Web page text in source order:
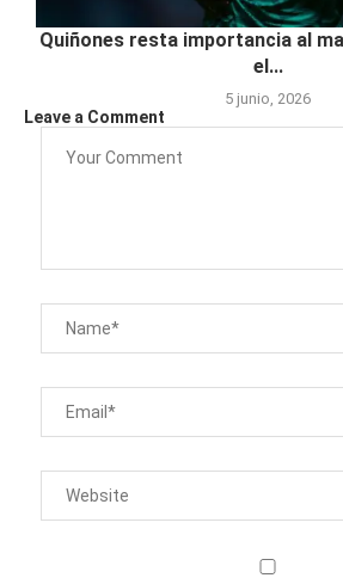
Quiñones resta importancia al
el...
5 junio, 2026
Leave a Comment